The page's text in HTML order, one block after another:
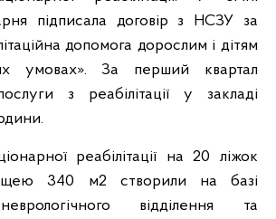
підписала договір з НСЗУ за
допомога дорослим і дітям
умовах». За перший квартал
з реабілітації у закладі
реабілітації на 20 ліжок
340 м2 створили на базі
відділення та